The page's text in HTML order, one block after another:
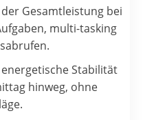
Gesamtleistung bei
multi-tasking
Stabilität
hinweg, ohne